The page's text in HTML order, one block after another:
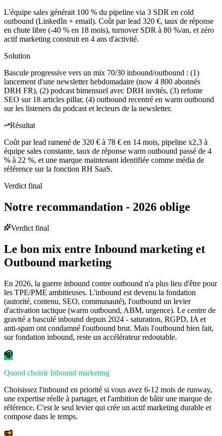
L'équipe sales générait 100 % du pipeline via 3 SDR en cold
outbound (LinkedIn + email). Coût par lead 320 €, taux de réponse
en chute libre (-40 % en 18 mois), turnover SDR à 80 %/an, et zéro
actif marketing construit en 4 ans d'activité.
Solution
Bascule progressive vers un mix 70/30 inbound/outbound : (1)
lancement d'une newsletter hebdomadaire (now 4 800 abonnés
DRH FR), (2) podcast bimensuel avec DRH invités, (3) refonte
SEO sur 18 articles pillar, (4) outbound recentré en warm outbound
sur les listeners du podcast et lecteurs de la newsletter.
Résultat
Coût par lead ramené de 320 € à 78 € en 14 mois, pipeline x2,3 à
équipe sales constante, taux de réponse warm outbound passé de 4
% à 22 %, et une marque maintenant identifiée comme média de
référence sur la fonction RH SaaS.
Verdict final
Notre recommandation - 2026 oblige
Verdict final
Le bon mix entre Inbound marketing et
Outbound marketing
En 2026, la guerre inbound contre outbound n'a plus lieu d'être pour
les TPE/PME ambitieuses. L'inbound est devenu la fondation
(autorité, contenu, SEO, communauté), l'outbound un levier
d'activation tactique (warm outbound, ABM, urgence). Le centre de
gravité a basculé inbound depuis 2024 - saturation, RGPD, IA et
anti-spam ont condamné l'outbound brut. Mais l'outbound bien fait,
sur fondation inbound, reste un accélérateur redoutable.
Quand choisir Inbound marketing
Choisissez l'inbound en priorité si vous avez 6-12 mois de runway,
une expertise réelle à partager, et l'ambition de bâtir une marque de
référence. C'est le seul levier qui crée un actif marketing durable et
compose dans le temps.